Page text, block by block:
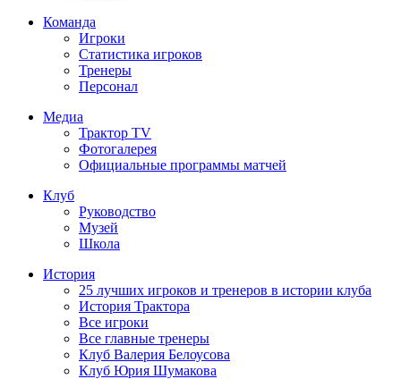
Команда
Игроки
Статистика игроков
Тренеры
Персонал
Медиа
Трактор TV
Фотогалерея
Официальные программы матчей
Клуб
Руководство
Музей
Школа
История
25 лучших игроков и тренеров в истории клуба
История Трактора
Все игроки
Все главные тренеры
Клуб Валерия Белоусова
Клуб Юрия Шумакова